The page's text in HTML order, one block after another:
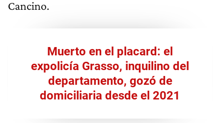
Cancino.
Muerto en el placard: el
expolicía Grasso, inquilino del
departamento, gozó de
domiciliaria desde el 2021